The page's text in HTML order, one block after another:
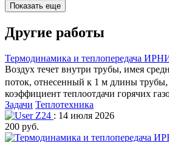
Показать еще
Другие работы
Термодинамика и теплопередача
Воздух течет внутри трубы, имея
поток, отнесенный к 1 м длины
коэффициент теплоотдачи горячих
Задачи Теплотехника
Z24 : 14 июля 2026
200 руб.